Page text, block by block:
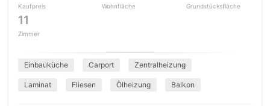
Kaufpreis Wohnfläche Grundstücksfläche
11
Zimmer
Einbauküche Carport Zentralheizung
Laminat Fliesen Ölheizung Balkon